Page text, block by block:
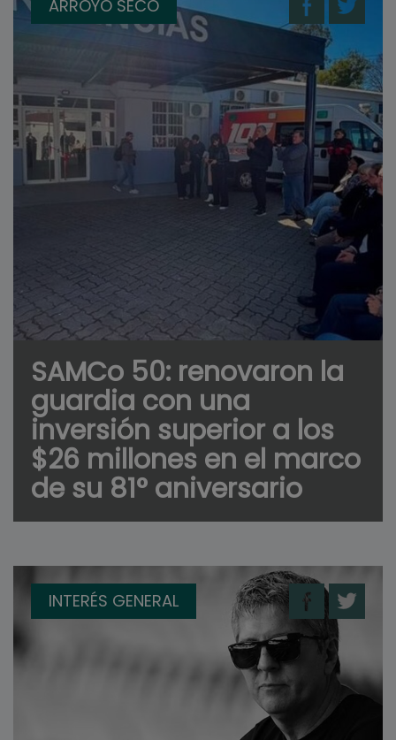
ARROYO SECO
SAMCo 50: renovaron la
guardia con una
inversión superior a los
$26 millones en el marco
de su 81° aniversario
INTERÉS GENERAL